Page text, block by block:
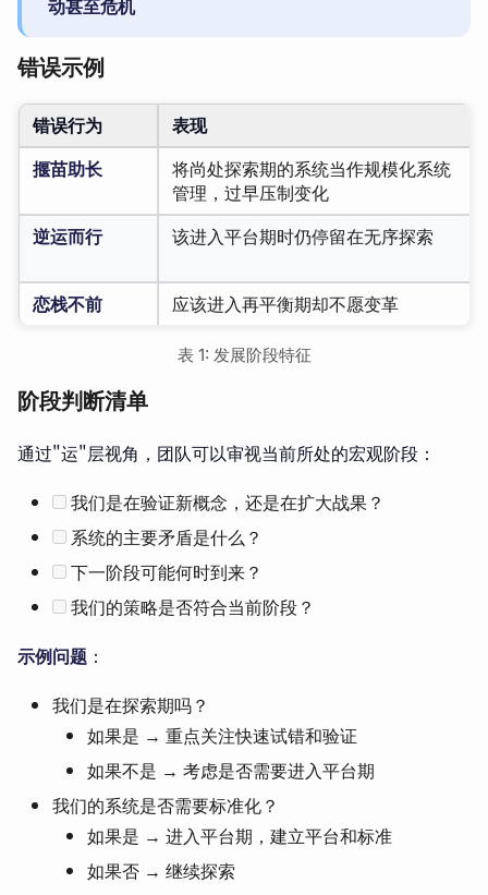
错误示例
错误行为
表现
揠苗助长
将尚处探索期的系统当作规模化系统
管理，过早压制变化
逆运而行
该进入平台期时仍停留在无序探索
恋栈不前 应该进入再平衡期却不愿变革
表 1: 发展阶段特征
阶段判断清单
通过"运"层视角，团队可以审视当前所处的宏观阶段：
我们是在验证新概念，还是在扩大战果？
系统的主要矛盾是什么？
下一阶段可能何时到来？
我们的策略是否符合当前阶段？
示例问题 ：
我们是在探索期吗？
如果是 → 重点关注快速试错和验证
如果不是 → 考虑是否需要进入平台期
我们的系统是否需要标准化？
如果是 → 进入平台期，建立平台和标准
如果否 → 继续探索